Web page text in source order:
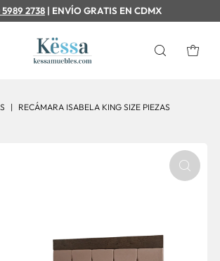
5989 2738| ENVÍO GRATIS EN CDMX
|
RECÁMARA ISABELA KING SIZE PIEZAS